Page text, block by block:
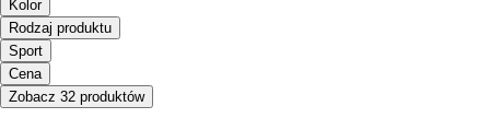
Kolor
Rodzaj produktu
Sport
Cena
Zobacz 32 produktów